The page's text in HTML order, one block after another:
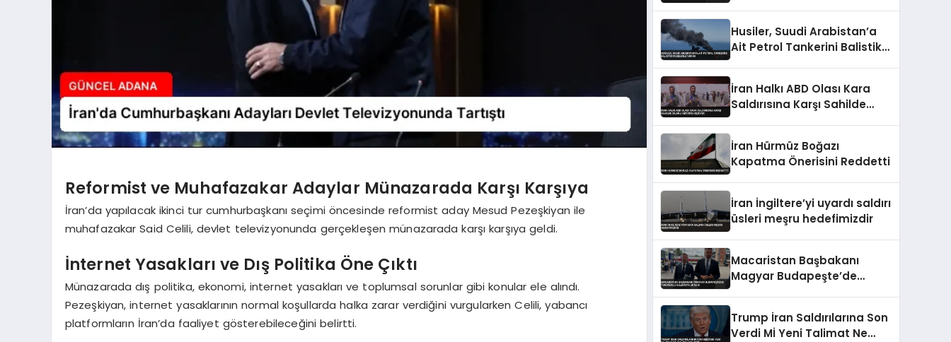
Reformist ve Muhafazakar Adaylar Münazarada Karşı Karşıya
İran’da yapılacak ikinci tur cumhurbaşkanı seçimi öncesinde reformist aday Mesud Pezeşkiyan ile
muhafazakar Said Celili, devlet televizyonunda gerçekleşen münazarada karşı karşıya geldi.
İnternet Yasakları ve Dış Politika Öne Çıktı
Münazarada dış politika, ekonomi, internet yasakları ve toplumsal sorunlar gibi konular ele alındı.
Pezeşkiyan, internet yasaklarının normal koşullarda halka zarar verdiğini vurgularken Celili, yabancı
platformların İran’da faaliyet gösterebileceğini belirtti.
Husiler, Suudi Arabistan’a
Ait Petrol Tankerini Balistik
İran Halkı ABD Olası Kara
Saldırısına Karşı Sahilde
İran Hürmüz Boğazı
Kapatma Önerisini Reddetti
İran İngiltere’yi uyardı saldırı
üsleri meşru hedefimizdir
Macaristan Başbakanı
Magyar Budapeşte’de
Trump İran Saldırılarına Son
Verdi Mİ Yeni Talimat Ne